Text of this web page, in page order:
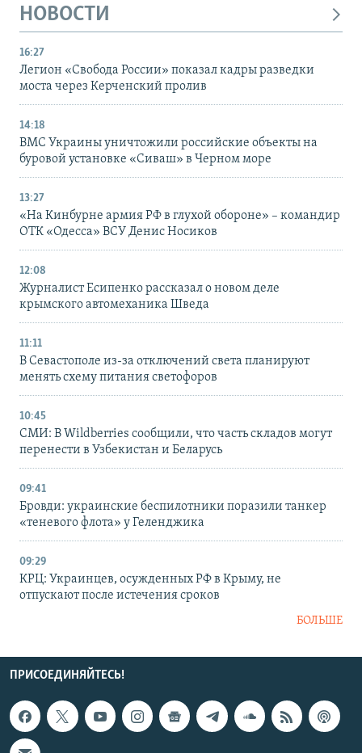
НОВОСТИ
16:27
Легион «Свобода России» показал кадры разведки
моста через Керченский пролив
14:18
ВМС Украины уничтожили российские объекты на
буровой установке «Сиваш» в Черном море
13:27
«На Кинбурне армия РФ в глухой обороне» – командир
ОТК «Одесса» ВСУ Денис Носиков
12:08
Журналист Есипенко рассказал о новом деле
крымского автомеханика Шведа
11:11
В Севастополе из-за отключений света планируют
менять схему питания светофоров
10:45
СМИ: В Wildberries сообщили, что часть складов могут
перенести в Узбекистан и Беларусь
09:41
Бровди: украинские беспилотники поразили танкер
«теневого флота» у Геленджика
09:29
КРЦ: Украинцев, осужденных РФ в Крыму, не
отпускают после истечения сроков
БОЛЬШЕ
ПРИСОЕДИНЯЙТЕСЬ!